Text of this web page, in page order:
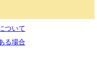
ついて
る場合